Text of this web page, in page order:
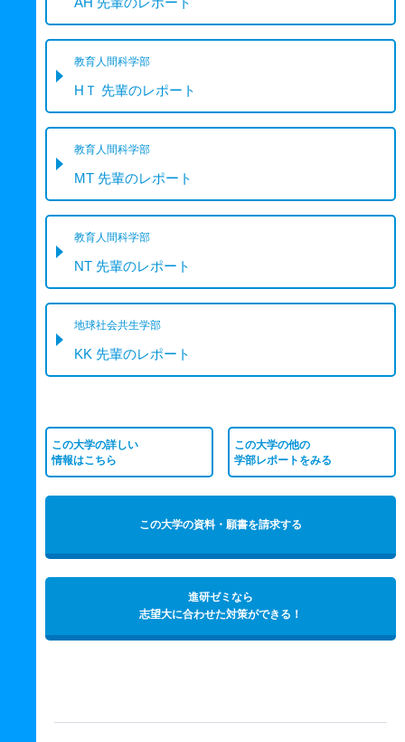
教育人間科学部
HＴ 先輩のレポート
教育人間科学部
MT 先輩のレポート
教育人間科学部
NT 先輩のレポート
地球社会共生学部
KK 先輩のレポート
この大学の詳しい
情報はこちら
この大学の他の
学部レポートをみる
この大学の資料・願書を請求する
進研ゼミなら
志望大に合わせた対策ができる！